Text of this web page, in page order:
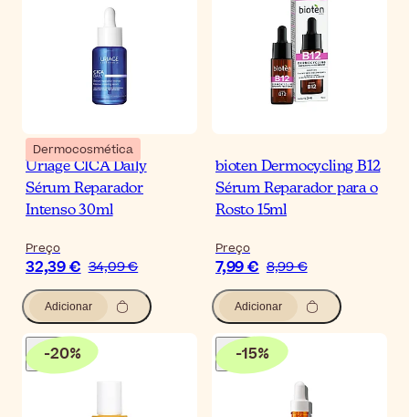
Dermocosmética
Uriage CICA Daily
Sérum Reparador
Intenso 30ml
Preço
32,39 € 34,09 €
Adicionar
bioten Dermocycling B12
Sérum Reparador para o
Rosto 15ml
Preço
7,99 € 8,99 €
Adicionar
-20% -15%